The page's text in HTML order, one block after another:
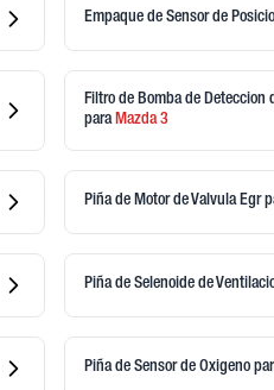
Empaque de Sensor de
Filtro de Bomba de Deteccion
para Mazda3
Piña de Motor de Valvula Egr
Piña de Selenoide de
Piña de Sensor de Oxigeno